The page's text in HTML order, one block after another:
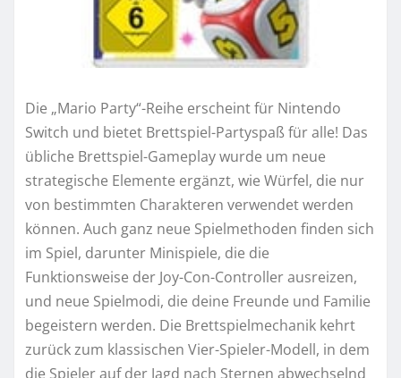
Die „Mario Party“-Reihe erscheint für Nintendo
Switch und bietet Brettspiel-Partyspaß für alle! Das
übliche Brettspiel-Gameplay wurde um neue
strategische Elemente ergänzt, wie Würfel, die nur
von bestimmten Charakteren verwendet werden
können. Auch ganz neue Spielmethoden finden sich
im Spiel, darunter Minispiele, die die
Funktionsweise der Joy-Con-Controller ausreizen,
und neue Spielmodi, die deine Freunde und Familie
begeistern werden. Die Brettspielmechanik kehrt
zurück zum klassischen Vier-Spieler-Modell, in dem
die Spieler auf der Jagd nach Sternen abwechselnd